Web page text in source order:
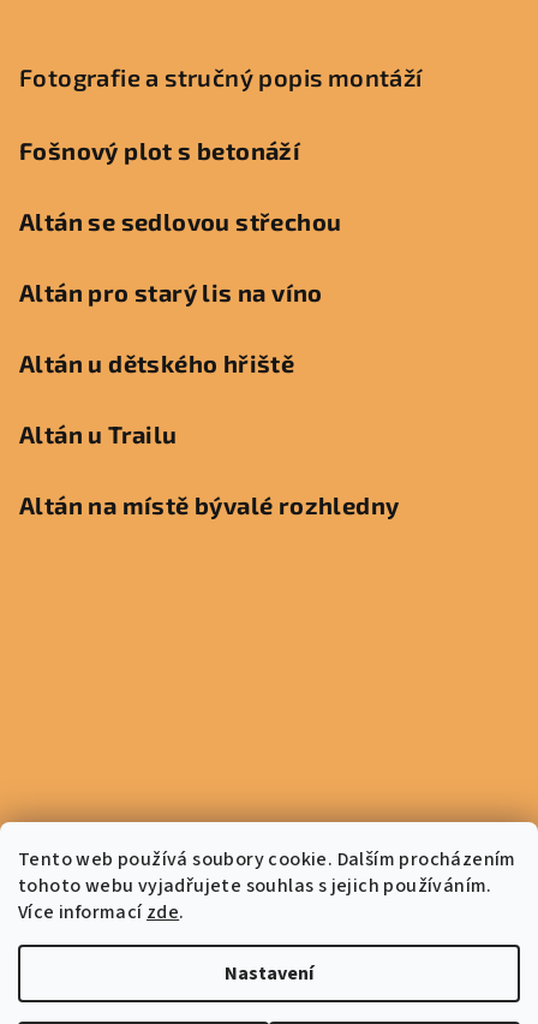
Tento web používá soubory cookie. Dalším procházením
tohoto webu vyjadřujete souhlas s jejich používáním.
Více informacízde.
Nastavení
Fotografie a stručný popis montáží
Fošnový plot s betonáží
Altán se sedlovou střechou
Altán pro starý lis na víno
Altán u dětského hřiště
Altán u Trailu
Altán na místě bývalé rozhledny
Dřevostavby na míru